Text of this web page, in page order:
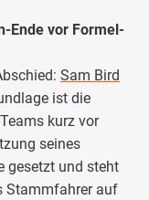
Ende vor Formel-
Sam Bird
ist die
kurz vor
seines
gesetzt und steht
Stammfahrer auf